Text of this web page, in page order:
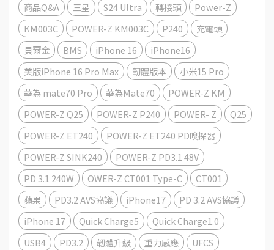
商品Q&A
三星 S24 Ultra 轉接頭
Power-Z
KM003C
POWER-Z KM003C P240
充電頭
貝爾金
BMS iPhone 16
iPhone16
美版iPhone 16 Pro Max
韌體版本
小米15 Pro
華為 mate70 Pro
華為Mate70
POWER-Z KM
POWER-Z Q25
POWER-Z P240 POWER- Z
Q25
POWER-Z ET240
POWER-Z ET240 PD嗅探器
POWER-Z SINK240
POWER-Z PD3.1 48V
PD 3.1 240W
OWER-Z CT001 Type-C
CT001
蘋果
PD3.2 AVS協議 iPhone17
PD 3.2 AVS協議
iPhone 17
Quick Charge5
Quick Charge1.0
USB4
PD3.2 韌體升級 重力感應
UFCS